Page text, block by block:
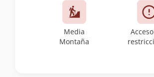
Media
Montaña